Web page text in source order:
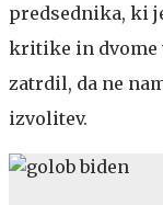
predsednika, ki
kritike in dvome
zatrdil, da ne
izvolitev.